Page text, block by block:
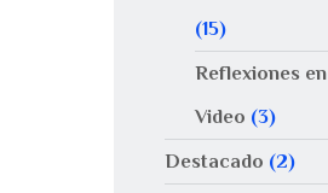
(15)
Reflexiones en
Video (3)
Destacado (2)